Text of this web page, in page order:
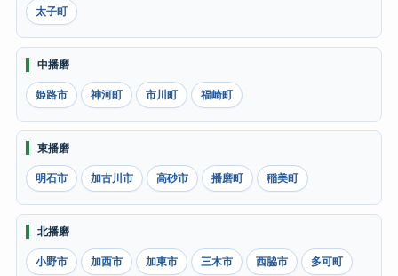
太子町
中播磨
姫路市
神河町 市川町 福崎町
東播磨
明石市
加古川市 高砂市 播磨町 稲美町
北播磨
小野市
加西市 加東市 三木市 西脇市 多可町